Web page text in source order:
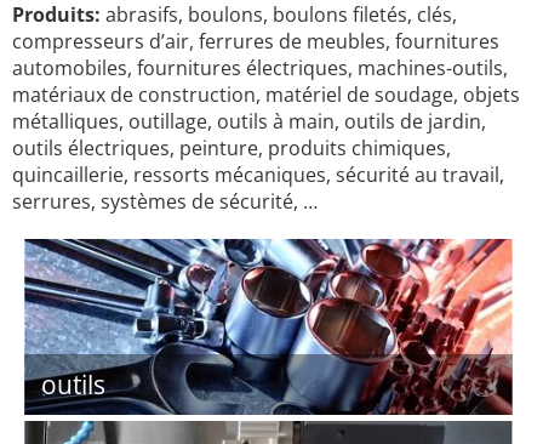
Produits: abrasifs, boulons, boulons filetés, clés,
compresseurs d’air, ferrures de meubles, fournitures
automobiles, fournitures électriques, machines-outils,
matériaux de construction, matériel de soudage, objets
métalliques, outillage, outils à main, outils de jardin,
outils électriques, peinture, produits chimiques,
quincaillerie, ressorts mécaniques, sécurité au travail,
serrures, systèmes de sécurité, …
outils